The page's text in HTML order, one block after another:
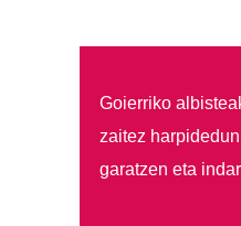
Goierriko
zaitez
garatzen eta